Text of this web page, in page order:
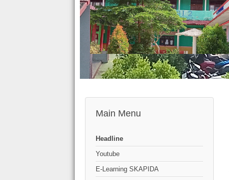
Main Menu
Headline
Youtube
E-Learning SKAPIDA